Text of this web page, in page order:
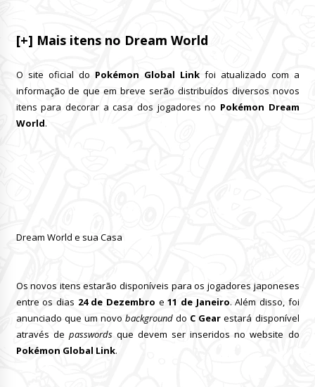
[+] Mais itens no Dream World
O site oficial do Pokémon Global Linkfoi atualizado com a
informação de que em breve serão distribuídos diversos novos
itens para decorar a casa dos jogadores no Pokémon Dream
World.
Dream World e sua Casa
Os novos itens estarão disponíveis para os jogadores japoneses
entre os dias 24 de Dezembro e11 de Janeiro. Além disso, foi
anunciado que um novo backgrounddo C Gear estará disponível
através de passwordsque devem ser inseridos no website do
Pokémon Global Link.